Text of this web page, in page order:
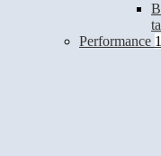
Performance